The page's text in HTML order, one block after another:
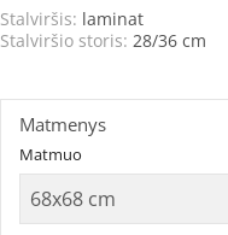
Stalviršis: laminat
Stalviršio storis: 28/36 cm
Matmuo
Matmenys